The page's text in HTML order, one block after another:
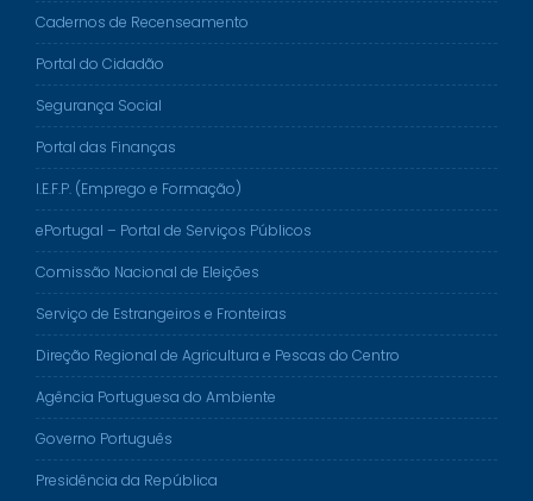
Cadernos de Recenseamento
Portal do Cidadão
Segurança Social
Portal das Finanças
I.E.F.P. (Emprego e Formação)
ePortugal – Portal de Serviços Públicos
Comissão Nacional de Eleições
Serviço de Estrangeiros e Fronteiras
Direção Regional de Agricultura e Pescas do Centro
Agência Portuguesa do Ambiente
Governo Português
Presidência da República